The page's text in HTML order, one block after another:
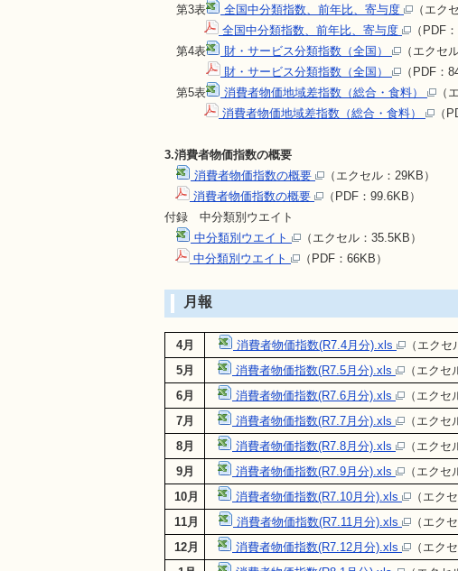
第3表
全国中分類指数、前年比、寄与度
（エク
全国中分類指数、前年比、寄与度
（PDF
第4表
財・サービス分類指数（全国）
（エクセ
財・サービス分類指数（全国）
（PDF：
第5表
消費者物価地域差指数（総合・食料）
（
消費者物価地域差指数（総合・食料）
（
3.消費者物価指数の概要
消費者物価指数の概要
（エクセル：29KB）
消費者物価指数の概要
（PDF：99.6KB）
付録 中分類別ウエイト
中分類別ウエイト
（エクセル：35.5KB）
中分類別ウエイト
（PDF：66KB）
月報
4月 消費者物価指数(R7.4月分).xls （エクセ
5月
消費者物価指数(R7.5月分).xls （エクセ
6月
消費者物価指数(R7.6月分).xls （エクセ
7月
消費者物価指数(R7.7月分).xls （エクセ
8月 消費者物価指数(R7.8月分).xls （エクセ
9月
消費者物価指数(R7.9月分).xls （エクセ
10月
消費者物価指数(R7.10月分).xls （エク
11月
消費者物価指数(R7.11月分).xls （エク
12月
消費者物価指数(R7.12月分).xls （エク